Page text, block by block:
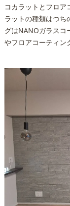
コカラットとフロア
ラットの種類はつち
グはNANOガラスコ
やフロアコーティン